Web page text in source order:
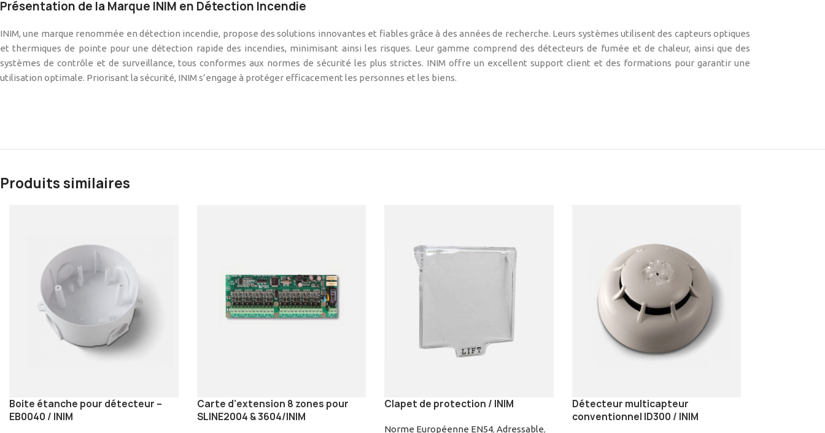
Présentation de la Marque INIM en Détection Incendie
INIM, une marque renommée en détection incendie, propose des solutions innovantes et fiables grâce à des années de recherche. Leurs systèmes utilisent des capteurs optiques
et thermiques de pointe pour une détection rapide des incendies, minimisant ainsi les risques. Leur gamme comprend des détecteurs de fumée et de chaleur, ainsi que des
systèmes de contrôle et de surveillance, tous conformes aux normes de sécurité les plus strictes. INIM offre un excellent support client et des formations pour garantir une
utilisation optimale. Priorisant la sécurité, INIM s’engage à protéger efficacement les personnes et les biens.
Produits similaires
Boite étanche pour détecteur –
EB0040 / INIM
Carte d’extension 8 zones pour
SLINE2004 & 3604/INIM
Clapet de protection / INIM
Norme Européenne EN54, Adressable,
Détecteur multicapteur
conventionnel ID300 / INIM